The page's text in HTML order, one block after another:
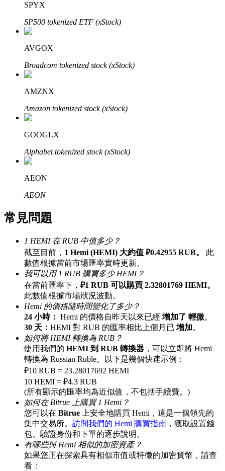
合夥人計劃
Bitrue渠道合伙人
邀请好友
邀請朋友獲得現金獎勵
充值CASHCAT & 赢取
充值CASHCAT & 赢取
SPYX
SP500 tokenized ETF (xStock)
AVGOX
Broadcom tokenized stock (xStock)
AMZNX
Amazon tokenized stock (xStock)
GOOGLX
Alphabet tokenized stock (xStock)
AEON
AEON
常見問題
1 HEMI 在 RUB 中值多少？
截至目前， 1 Hemi (HEMI) 大約值 ₽0.42955 RUB。
此
數值根據當前市場匯率實時更新。
我可以用 1 RUB 購買多少 HEMI？
在當前匯率下， ₽1 RUB 可以購買 2.32801769 HEMI。
此數值根據市場狀況波動。
Hemi 的價格隨時間變化了多少？
24 小時： Hemi 的價格自昨天以來已經 增加了 輕微。
30 天： HEMI 對 RUB 的匯率相比上個月已 增加。
如何將 HEMI 轉換為 RUB？
使用我們的 HEMI 到 RUB 轉換器 ，可以立即將 Hemi
轉換為 Russian Ruble。以下是幾個快速示例：
₽10 RUB = 23.28017692 HEMI
10 HEMI = ₽4.3 RUB
(所有顯示的匯率均為近似值，不包括手續費。)
如何在 Bitrue 上購買 1 Hemi？
您可以在 Bitrue 上安全地購買 Hemi，這是一個領先的
集中交易所。 訪問我們的 Hemi 購買指南 ，獲取設置錢
包、驗證身份和下單的逐步說明。
有哪些與 Hemi 相似的加密資產？
如果您正在探索具有相似市值或特徵的加密貨幣，請查
看：